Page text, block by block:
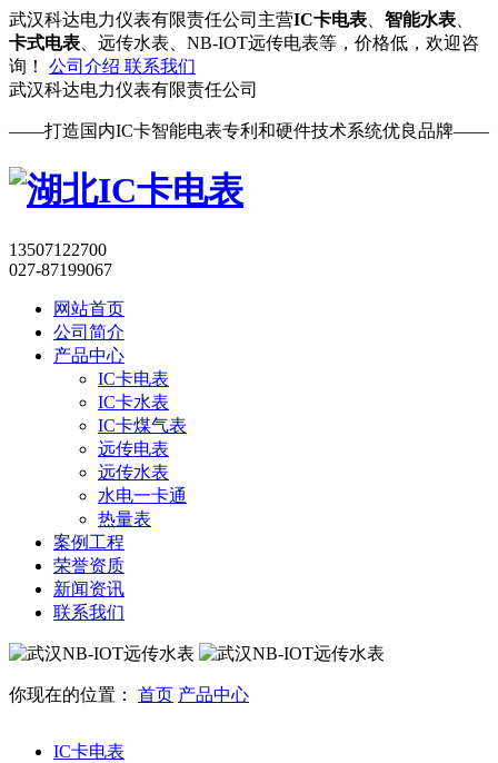
武汉科达电力仪表有限责任公司主营IC卡电表 智能水表
卡式电表 、远传水表、NB-IOT远传电表等，价格低，欢迎咨
询！
公司介绍 联系我们
武汉科达电力仪表有限责任公司
——打造国内IC卡智能电表专利和硬件技术系统优良品牌——
13507122700
027-87199067
网站首页
公司简介
产品中心
IC卡电表
IC卡水表
IC卡煤气表
远传电表
远传水表
水电一卡通
热量表
案例工程
荣誉资质
新闻资讯
联系我们
你现在的位置： 首页 产品中心
IC卡电表